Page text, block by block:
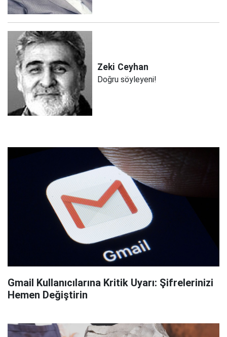
Zeki Ceyhan
Doğru söyleyeni!
Gmail Kullanıcılarına Kritik Uyarı: Şifrelerinizi
Hemen Değiştirin